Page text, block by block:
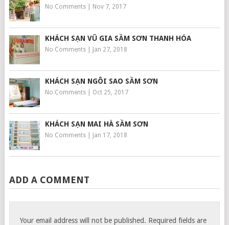
No Comments| Nov 7, 2017
KHÁCH SẠN VŨ GIA SẦM SƠN THANH HÓA
No Comments| Jan 27, 2018
KHÁCH SẠN NGÔI SAO SẦM SƠN
No Comments| Oct 25, 2017
KHÁCH SẠN MAI HÀ SẦM SƠN
No Comments| Jan 17, 2018
ADD A COMMENT
Your email address will not be published. Required fields are